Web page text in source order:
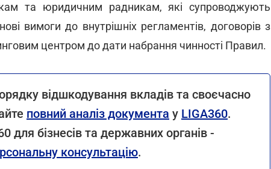
та юридичним радникам, які супроводжують
вимоги до внутрішніх регламентів, договорів з
центром до дати набрання чинності Правил.
відшкодування вкладів та своєчасно
повний аналіз документа у LIGA360.
для бізнесів та державних органів -
консультацію.